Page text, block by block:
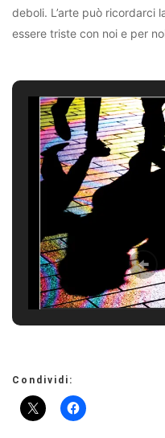
deboli. L’arte può ricordarci
essere triste con noi e per
Condividi: